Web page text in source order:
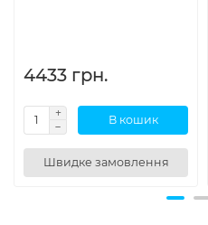
4433 грн.
В кошик
Швидке замовлення